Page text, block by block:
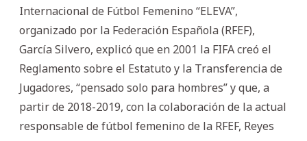
Internacional de Fútbol Femenino “ELEVA”,
organizado por la Federación Española (RFEF),
García Silvero, explicó que en 2001 la FIFA creó el
Reglamento sobre el Estatuto y la Transferencia de
Jugadores, “pensado solo para hombres” y que, a
partir de 2018-2019, con la colaboración de la actual
responsable de fútbol femenino de la RFEF, Reyes